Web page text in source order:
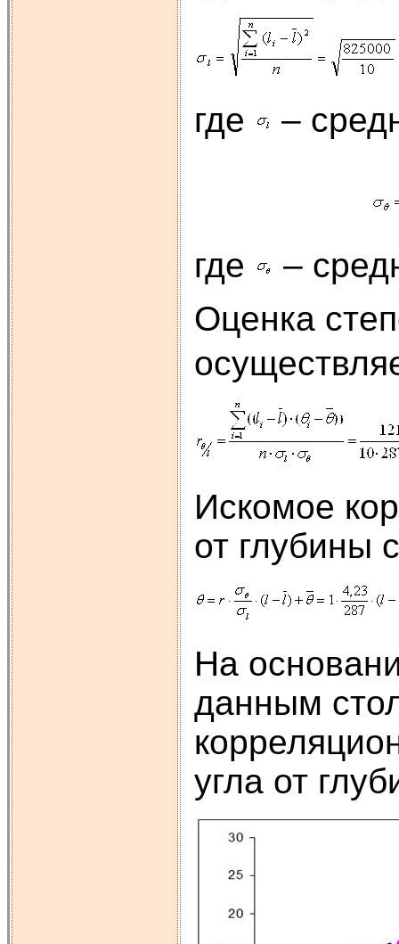
где –
где
–
Оценка
Искомое
от глубины
На
данным
угла от